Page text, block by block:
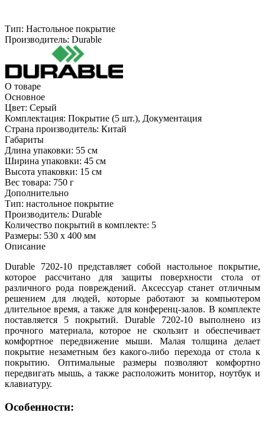
Тип: Настольное покрытие
Производитель: Durable
О товаре
Основное
Цвет: Серый
Комплектация: Покрытие (5 шт.), Документация
Страна производитель: Китай
Габариты
Длина упаковки: 55 см
Ширина упаковки: 45 см
Высота упаковки: 15 см
Вес товара: 750 г
Дополнительно
Тип: настольное покрытие
Производитель: Durable
Количество покрытий в комплекте: 5
Размеры: 530 х 400 мм
Описание
Durable 7202-10 представляет собой настольное покрытие,
которое рассчитано для защиты поверхности стола от
различного рода повреждений. Аксессуар станет отличным
решением для людей, которые работают за компьютером
длительное время, а также для конференц-залов. В комплекте
поставляется 5 покрытий. Durable 7202-10 выполнено из
прочного материала, которое не скользит и обеспечивает
комфортное передвижение мыши. Малая толщина делает
покрытие незаметным без какого-либо перехода от стола к
покрытию. Оптимальные размеры позволяют комфортно
передвигать мышь, а также расположить монитор, ноутбук и
клавиатуру.
Особенности: